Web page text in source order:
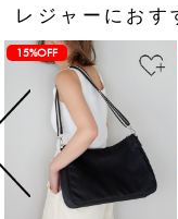
レジャーにおす
15%OFF